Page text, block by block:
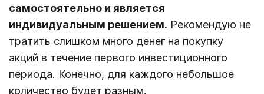
самостоятельно и является
индивидуальным решением. Рекомендую не
тратить слишком много денег на покупку
акций в течение первого инвестиционного
периода. Конечно, для каждого небольшое
количество будет разным.